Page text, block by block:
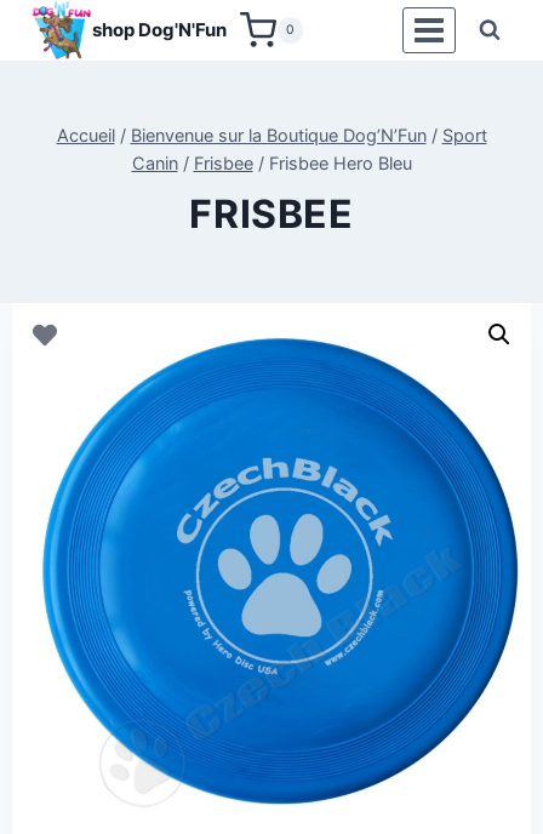
Aller
shop Dog'N'Fun 0
Accueil / Bienvenue sur la Boutique Dog’N’Fun / Sport
Canin / Frisbee / Frisbee Hero Bleu
FRISBEE